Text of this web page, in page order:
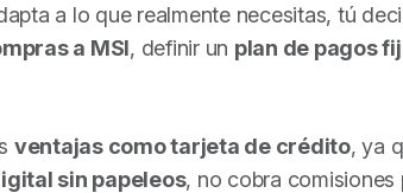
a lo que realmente necesitas, tú
a MSI, definir un plan de pagos
ventajas como tarjeta de crédito, ya
sin papeleos, no cobra comisiones